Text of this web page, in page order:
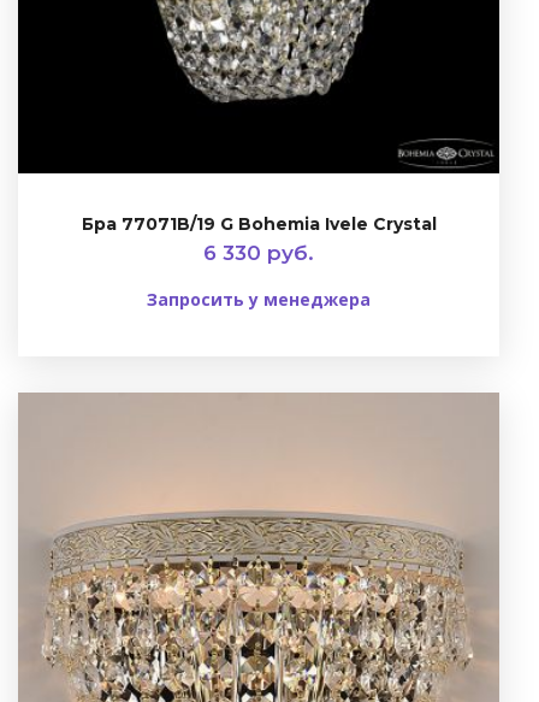
Бра 77071B/19 G Bohemia Ivele Crystal
6 330 руб.
Запросить у менеджера